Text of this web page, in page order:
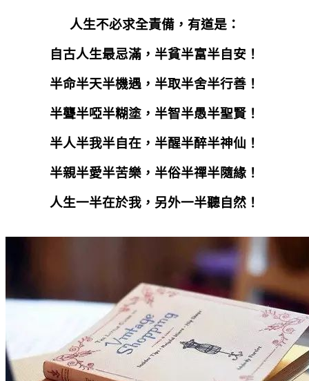
人生不必求全責備，有道是：
自古人生最忌滿，半貧半富半自安！
半命半天半機遇，半取半舍半行善！
半聾半啞半糊塗，半智半愚半聖賢！
半人半我半自在，半醒半醉半神仙！
半親半愛半苦樂，半俗半禪半隨緣！
人生一半在於我，另外一半聽自然！